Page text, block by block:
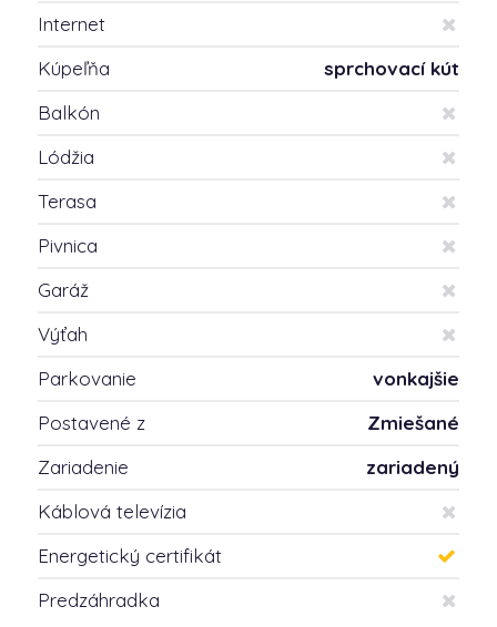
Internet
Kúpeľňa
sprchovací kút
Balkón
Lódžia
Terasa
Pivnica
Garáž
Výťah
Parkovanie
vonkajšie
Postavené z
Zmiešané
Zariadenie
zariadený
Káblová televízia
Energetický certifikát
Predzáhradka